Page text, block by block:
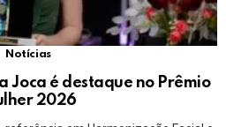
Notícias
Joca é destaque no Prêmio
2026